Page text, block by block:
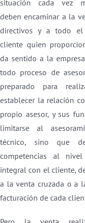
situación cada vez
deben encaminar a la
directivos y a todo el
cliente quien
da sentido a la
todo proceso de
preparado para
establecer la relación
propio asesor, y sus
limitarse al
técnico, sino que
competencias al
integral con el cliente,
a la venta cruzada o a
facturación de cada